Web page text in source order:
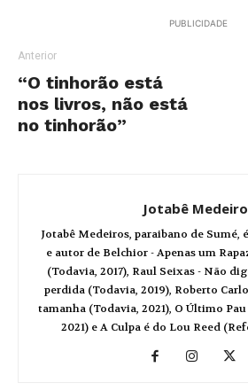
PUBLICIDADE
Anterior
“O tinhorão está
nos livros, não está
no tinhorão”
Jotabê
Jotabê Medeiros, paraibano de Sumé,
e autor de Belchior - Apenas um
(Todavia, 2017), Raul Seixas - Não
perdida (Todavia, 2019), Roberto
tamanha (Todavia, 2021), O Último
2021) e A Culpa é do Lou Reed